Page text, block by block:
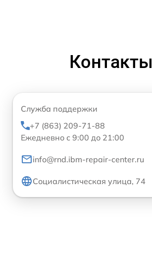
Контакты
Служба поддержки
+7 (863) 209-71-88
Ежедневно с 9:00 до 21:00
info@rnd.ibm-repair-center.ru
Социалистическая улица, 74